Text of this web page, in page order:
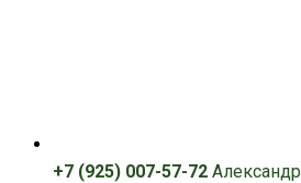
+7 (925) 007-57-72 Александр